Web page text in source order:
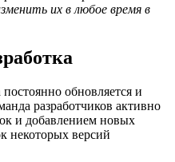
их в любое время в
обновляется и
разработчиков активно
и добавлением новых
некоторых версий